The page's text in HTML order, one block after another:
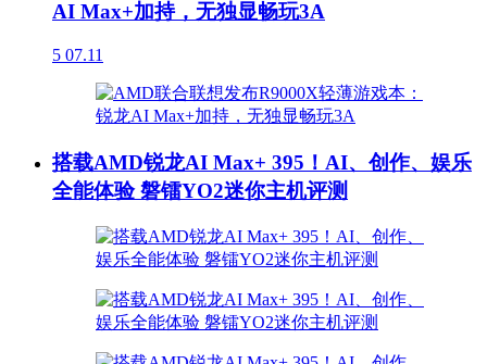
AI Max+加持，无独显畅玩3A
5 07.11
搭载AMD锐龙AI Max+ 395！AI、创作、娱乐
全能体验 磐镭YO2迷你主机评测